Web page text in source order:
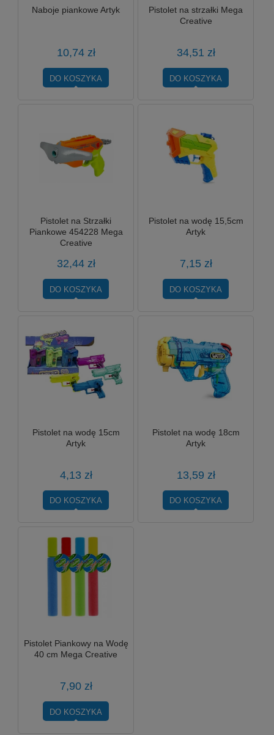
Naboje piankowe Artyk
10,74 zł
DO KOSZYKA
Pistolet na strzałki Mega
Creative
34,51 zł
DO KOSZYKA
Pistolet na Strzałki
Piankowe 454228 Mega
Creative
32,44 zł
DO KOSZYKA
Pistolet na wodę 15,5cm
Artyk
7,15 zł
DO KOSZYKA
Pistolet na wodę 15cm
Artyk
4,13 zł
DO KOSZYKA
Pistolet na wodę 18cm
Artyk
13,59 zł
DO KOSZYKA
Pistolet Piankowy na Wodę
40 cm Mega Creative
7,90 zł
DO KOSZYKA